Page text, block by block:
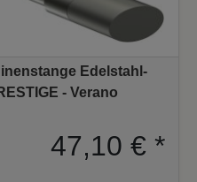
Edelstahl-
- Verano
47,10 € *